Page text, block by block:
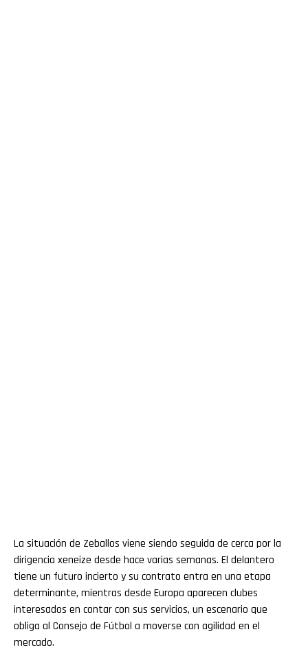
La situación de Zeballos viene siendo seguida de cerca por la
dirigencia xeneize desde hace varias semanas. El delantero
tiene un futuro incierto y su contrato entra en una etapa
determinante, mientras desde Europa aparecen clubes
interesados en contar con sus servicios, un escenario que
obliga al Consejo de Fútbol a moverse con agilidad en el
mercado.